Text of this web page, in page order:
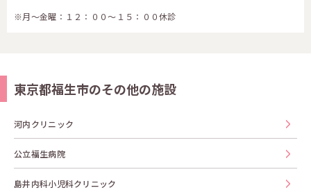
※月～金曜：１２：００～１５：００休診
東京都福生市のその他の施設
河内クリニック
公立福生病院
島井内科小児科クリニック